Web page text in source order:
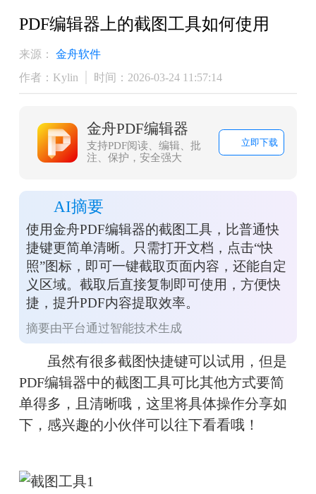
PDF编辑器上的截图工具如何使用
来源：
金舟软件
作者：Kylin
时间：2026-03-24 11:57:14
金舟PDF编辑器
支持PDF阅读、编辑、批
注、保护，安全强大
立即下载
AI摘要
使用金舟PDF编辑器的截图工具，比普通快
捷键更简单清晰。只需打开文档，点击“快
照”图标，即可一键截取页面内容，还能自定
义区域。截取后直接复制即可使用，方便快
捷，提升PDF内容提取效率。
摘要由平台通过智能技术生成
虽然有很多截图快捷键可以试用，但是
PDF编辑器中的截图工具可比其他方式要简
单得多，且清晰哦，这里将具体操作分享如
下，感兴趣的小伙伴可以往下看看哦！